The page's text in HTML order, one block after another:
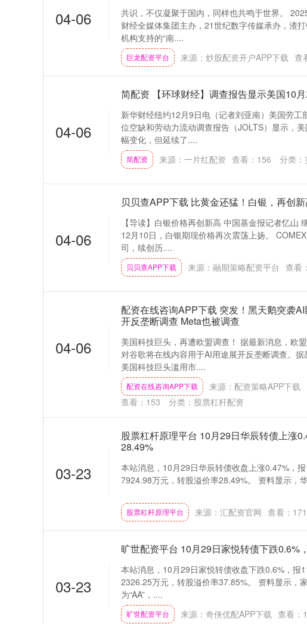
04-06
共识，不仅凝聚于国内，同样也共鸣于世界。
财经全媒体集团主办，21世纪数字传媒承办，渣
机构支持的“南....
巨龙配资平台 来源：炒股配资开户APP下载 查
04-06
简配资 【环球财经】调查报告显示美国10
新华财经纽约12月9日电（记者刘亚南）美国劳工
位空缺和劳动力流动调查报告（JOLTS）显示，
幅变化，但延续了....
简配资 来源：一片红配资 查看： 156 分类：
04-06
贝贝查APP下载 比黄金还猛！白银，再创新
【导读】白银价格再创新高 中国基金报记者忆山
12月10日，白银期现价格再次震荡上扬。
司，续创历....
贝贝查APP下载 来源：融期策略配资平台 查看：
04-06
配资在线咨询APP下载 突发！黑天鹅突袭
开反垄断调查 Meta也被调查
美国科技巨头，再遭欧盟调查！ 据最新消息，欧
对谷歌将在线内容用于AI用途展开反垄断调查。
美国科技巨头滥用市....
配资在线咨询APP下载
来源：配资策略APP下载
查看： 153 分类： 股票杠杆配资
03-23
股票杠杆原理平台 10月29日华辰转债上涨
28.49%
本站消息，10月29日华辰转债收盘上涨0.47%，
7924.98万元，转股溢价率28.49%。 资料显示，
股票杠杆原理平台 来源：汇配资官网 查看： 171
03-23
旷世配资平台 10月29日家悦转债下跌0.6%
本站消息，10月29日家悦转债收盘下跌0.6%，报
2326.25万元，转股溢价率37.85%。 资料显示，
为“AA”，....
旷世配资平台 来源：奇侠优配APP下载 查看：